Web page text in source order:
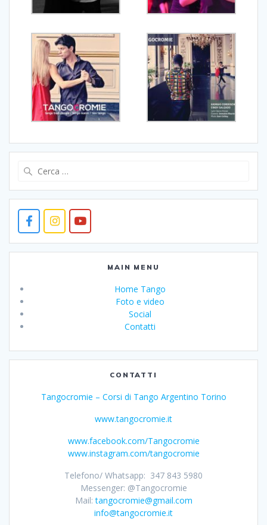
MAIN MENU
Home Tango
Foto e video
Social
Contatti
CONTATTI
Tangocromie – Corsi di Tango Argentino Torino
www.tangocromie.it
www.facebook.com/Tangocromie
www.instagram.com/tangocromie
Telefono/ Whatsapp: 347 843 5980
Messenger: @Tangocromie
Mail:tangocromie@gmail.com
info@tangocromie.it